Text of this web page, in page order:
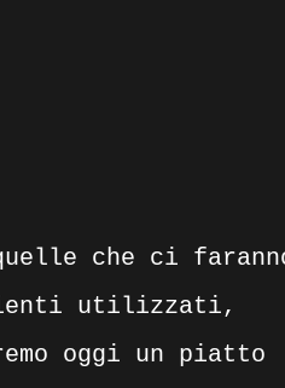
che ci
utilizzati,
oggi un piatto